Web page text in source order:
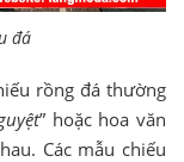
đá
rồng đá thường
” hoặc hoa văn
Các mẫu chiếu